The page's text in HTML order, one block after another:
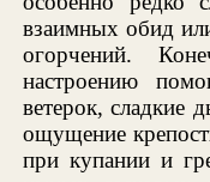
взаимных обид
огорчений.
настроению
ветерок, сладкие
ощущение
при купании и